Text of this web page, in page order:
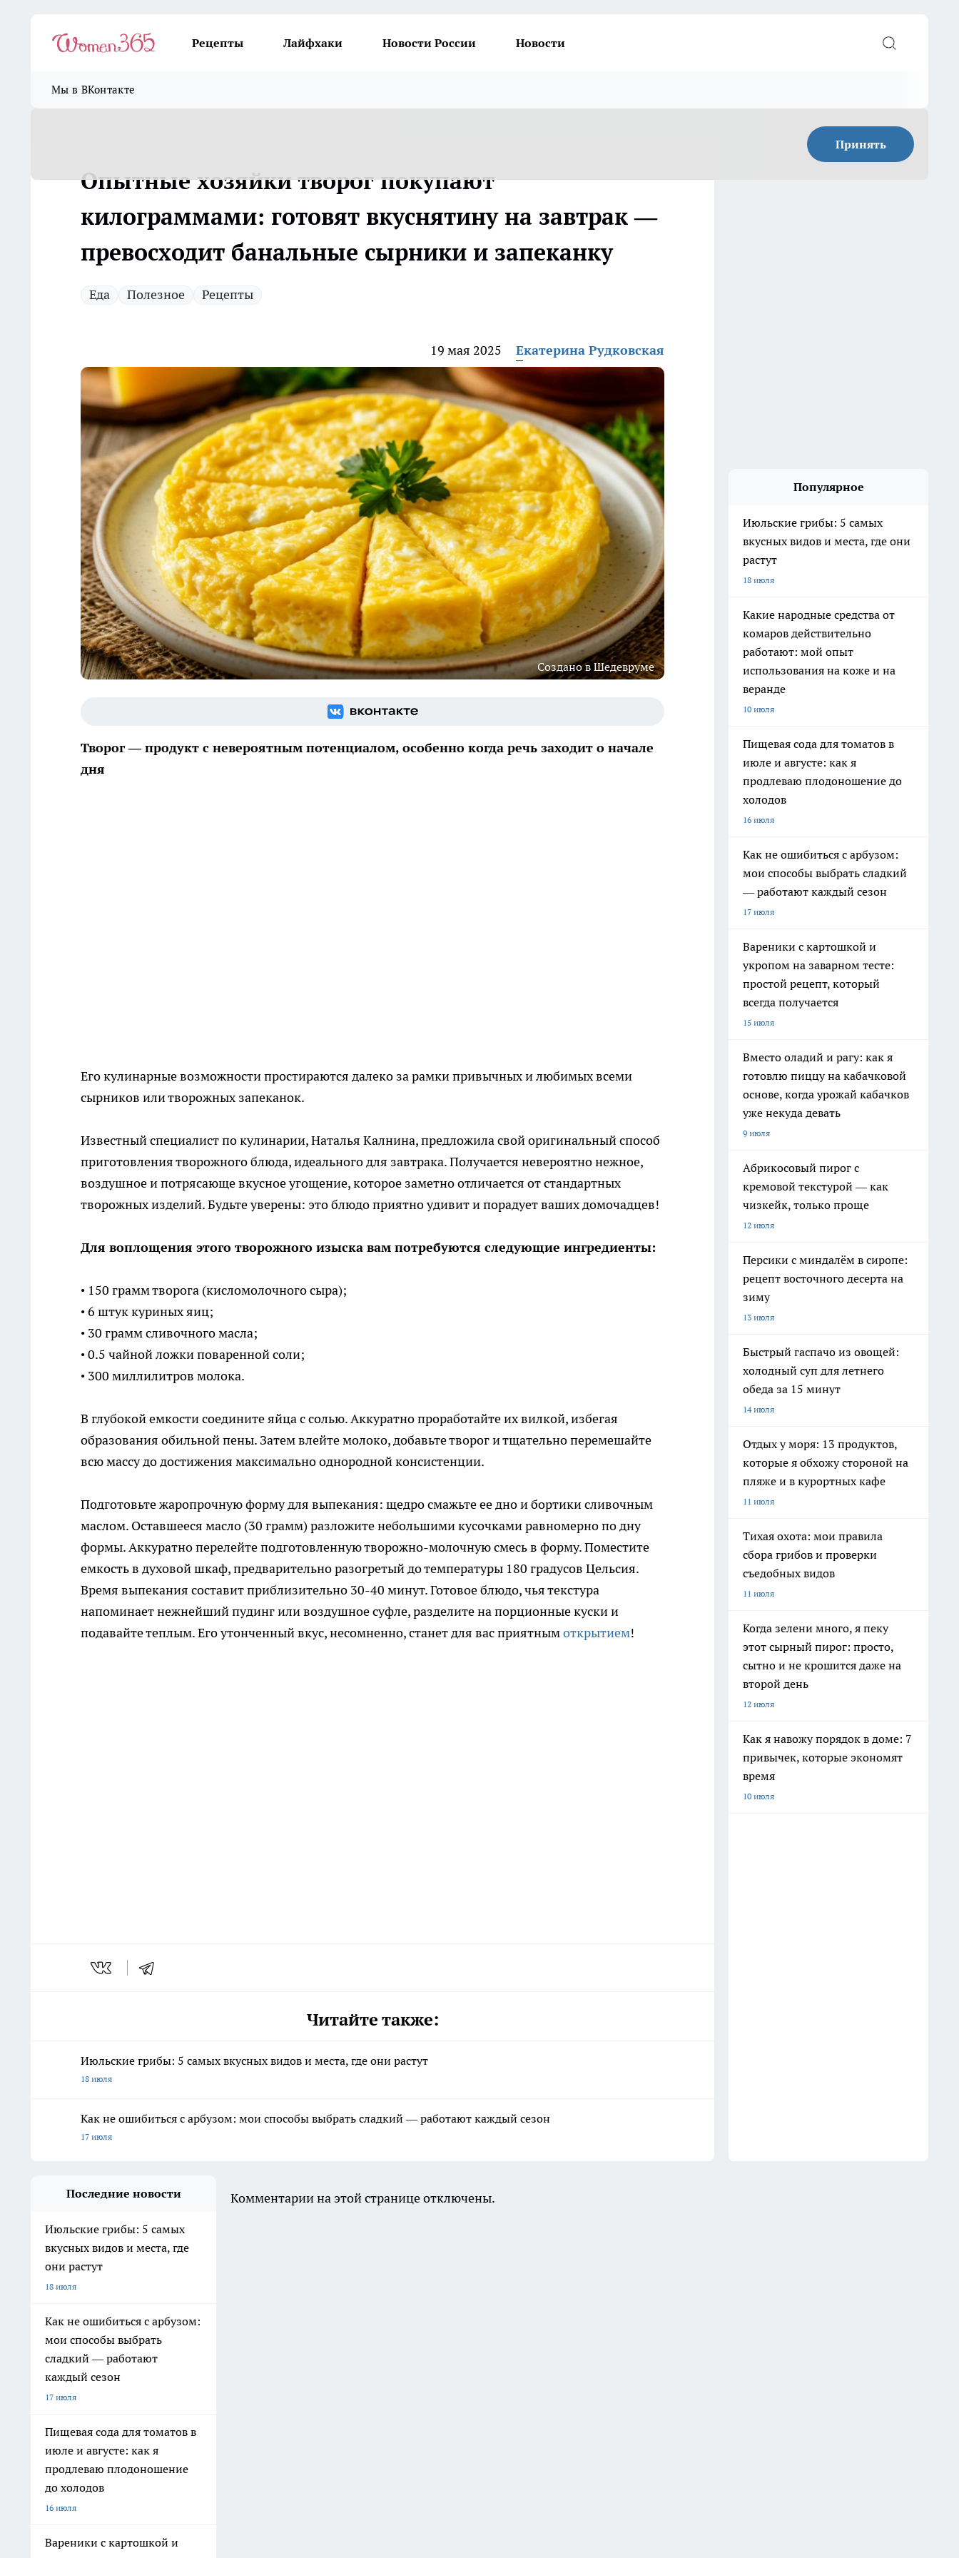
Рецепты Лайфхаки Новости России Новости
Мы в ВКонтакте
Принять
Опытные хозяйки творог покупают
килограммами: готовят вкуснятину на завтрак —
превосходит банальные сырники и запеканку
Еда Полезное Рецепты
19 мая 2025 Екатерина Рудковская
Создано в Шедевруме
Творог — продукт с невероятным потенциалом, особенно когда речь заходит о начале
дня
Его кулинарные возможности простираются далеко за рамки привычных и любимых всеми
сырников или творожных запеканок.
Известный специалист по кулинарии, Наталья Калнина, предложила свой оригинальный способ
приготовления творожного блюда, идеального для завтрака. Получается невероятно нежное,
воздушное и потрясающе вкусное угощение, которое заметно отличается от стандартных
творожных изделий. Будьте уверены: это блюдо приятно удивит и порадует ваших домочадцев!
Для воплощения этого творожного изыска вам потребуются следующие ингредиенты:
• 150 грамм творога (кисломолочного сыра);
• 6 штук куриных яиц;
• 30 грамм сливочного масла;
• 0.5 чайной ложки поваренной соли;
• 300 миллилитров молока.
В глубокой емкости соедините яйца с солью. Аккуратно проработайте их вилкой, избегая
образования обильной пены. Затем влейте молоко, добавьте творог и тщательно перемешайте
всю массу до достижения максимально однородной консистенции.
Подготовьте жаропрочную форму для выпекания: щедро смажьте ее дно и бортики сливочным
маслом. Оставшееся масло (30 грамм) разложите небольшими кусочками равномерно по дну
формы. Аккуратно перелейте подготовленную творожно-молочную смесь в форму. Поместите
емкость в духовой шкаф, предварительно разогретый до температуры 180 градусов Цельсия.
Время выпекания составит приблизительно 30-40 минут. Готовое блюдо, чья текстура
напоминает нежнейший пудинг или воздушное суфле, разделите на порционные куски и
подавайте теплым. Его утонченный вкус, несомненно, станет для вас приятнымоткрытием!
Читайте также:
Июльские грибы: 5 самых вкусных видов и места, где они растут
18 июля
Как не ошибиться с арбузом: мои способы выбрать сладкий — работают каждый сезон
17 июля
Популярное
Июльские грибы: 5 самых
вкусных видов и места, где они
растут
18 июля
Какие народные средства от
комаров действительно
работают: мой опыт
использования на коже и на
веранде
10 июля
Пищевая сода для томатов в
июле и августе: как я
продлеваю плодоношение до
холодов
16 июля
Как не ошибиться с арбузом:
мои способы выбрать сладкий
— работают каждый сезон
17 июля
Вареники с картошкой и
укропом на заварном тесте:
простой рецепт, который
всегда получается
15 июля
Вместо оладий и рагу: как я
готовлю пиццу на кабачковой
основе, когда урожай кабачков
уже некуда девать
9 июля
Абрикосовый пирог с
кремовой текстурой — как
чизкейк, только проще
12 июля
Персики с миндалём в сиропе:
рецепт восточного десерта на
зиму
13 июля
Быстрый гаспачо из овощей:
холодный суп для летнего
обеда за 15 минут
14 июля
Отдых у моря: 13 продуктов,
которые я обхожу стороной на
пляже и в курортных кафе
11 июля
Тихая охота: мои правила
сбора грибов и проверки
съедобных видов
11 июля
Когда зелени много, я пеку
этот сырный пирог: просто,
сытно и не крошится даже на
второй день
12 июля
Как я навожу порядок в доме: 7
привычек, которые экономят
время
10 июля
Последние новости
Июльские грибы: 5 самых
вкусных видов и места, где
они растут
18 июля
Как не ошибиться с арбузом:
мои способы выбрать
сладкий — работают
каждый сезон
17 июля
Пищевая сода для томатов в
июле и августе: как я
продлеваю плодоношение
до холодов
16 июля
Вареники с картошкой и
Комментарии на этой странице отключены.